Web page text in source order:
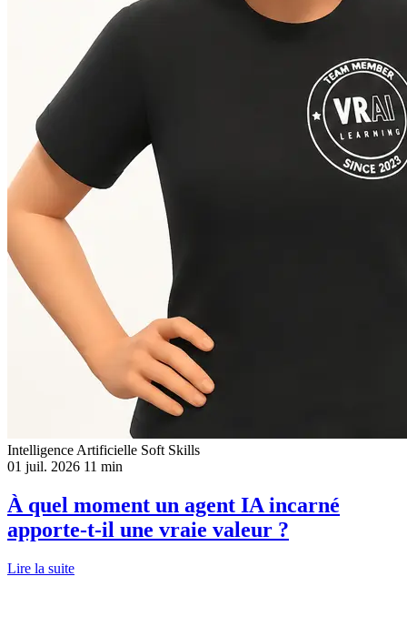
Intelligence Artificielle Soft Skills
01 juil. 2026 11 min
À quel moment un agent IA incarné
apporte-t-il une vraie valeur ?
Lire la suite